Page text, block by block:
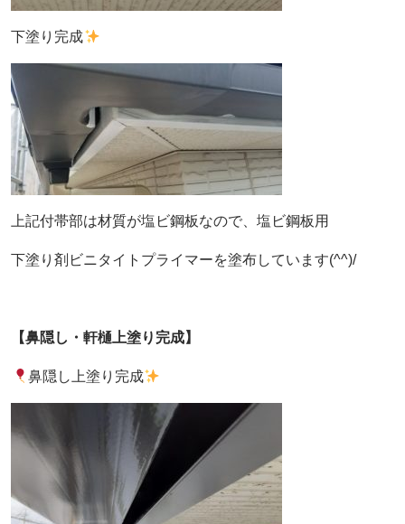
下塗り完成
上記付帯部は材質が塩ビ鋼板なので、塩ビ鋼板用
下塗り剤 ビニタイトプライマーを塗布しています(^^)/
【鼻隠し・軒樋上塗り完成】
鼻隠し上塗り完成